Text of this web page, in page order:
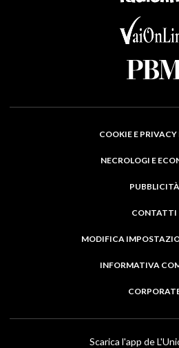
COOKIE E
NECROLOGI E
PUBBLICITÀ
CONTATTI
MODIFICA
INFORMATIVA
Scarica l'app de